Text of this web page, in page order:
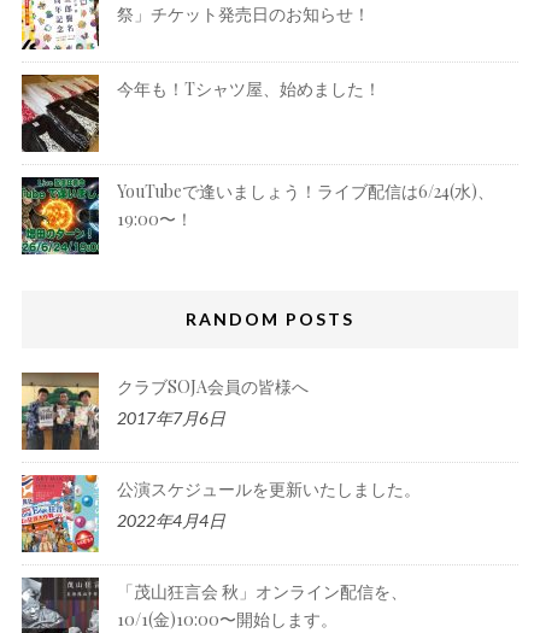
祭」チケット発売日のお知らせ！
今年も！Tシャツ屋、始めました！
YouTubeで逢いましょう！ライブ配信は6/24(水)、
19:00〜！
RANDOM POSTS
クラブSOJA会員の皆様へ
2017年7月6日
公演スケジュールを更新いたしました。
2022年4月4日
「茂山狂言会 秋」オンライン配信を、
10/1(金)10:00〜開始します。